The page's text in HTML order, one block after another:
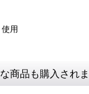
用
商品も購入され